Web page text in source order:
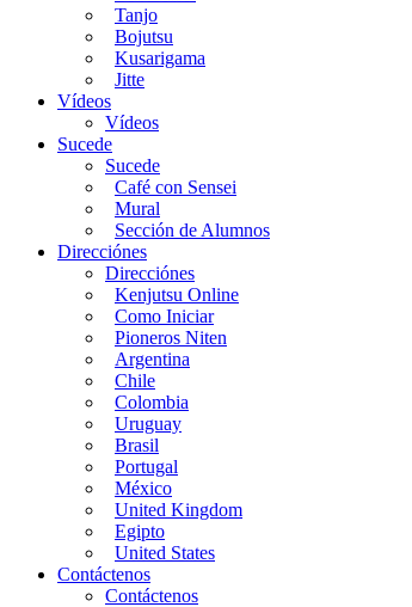
Tanjo
Bojutsu
Kusarigama
Jitte
Vídeos
Vídeos
Sucede
Sucede
Café con Sensei
Mural
Sección de Alumnos
Direcciónes
Direcciónes
Kenjutsu Online
Como Iniciar
Pioneros Niten
Argentina
Chile
Colombia
Uruguay
Brasil
Portugal
México
United Kingdom
Egipto
United States
Contáctenos
Contáctenos